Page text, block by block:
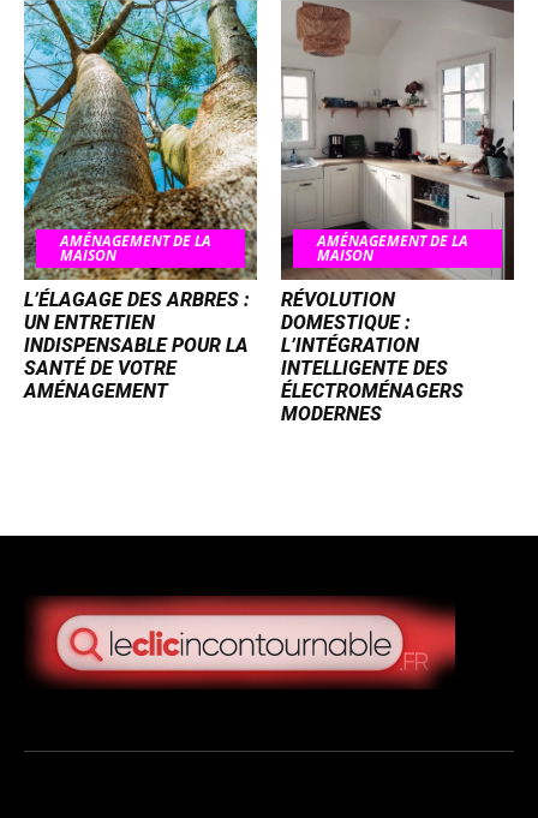
AMÉNAGEMENT DE LA
MAISON
L’ÉLAGAGE DES ARBRES :
UN ENTRETIEN
INDISPENSABLE POUR LA
SANTÉ DE VOTRE
AMÉNAGEMENT
AMÉNAGEMENT DE LA
MAISON
RÉVOLUTION
DOMESTIQUE :
L’INTÉGRATION
INTELLIGENTE DES
ÉLECTROMÉNAGERS
MODERNES